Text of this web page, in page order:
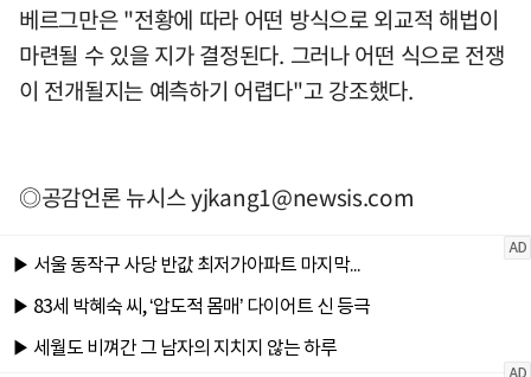
베르그만은 "전황에 따라 어떤 방식으로 외교적 해법이
마련될 수 있을 지가 결정된다. 그러나 어떤 식으로 전쟁
이 전개될지는 예측하기 어렵다"고 강조했다.
◎공감언론 뉴시스yjkang1@newsis.com